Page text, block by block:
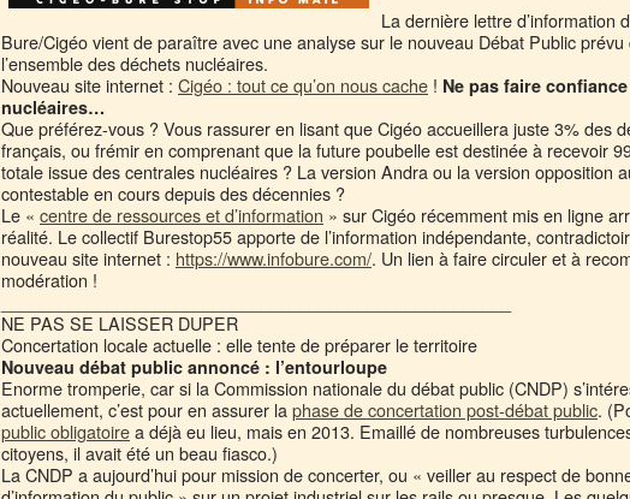
La dernière lettre d’information
Bure/Cigéo vient de paraître avec une analyse sur le nouveau Débat Public
l’ensemble des déchets nucléaires.
Nouveau site internet : Cigéo : tout ce qu’on nous cache ! Ne pas faire
nucléaires…
Que préférez-vous ? Vous rassurer en lisant que Cigéo accueillera juste 3% des
français, ou frémir en comprenant que la future poubelle est destinée à recevoir
totale issue des centrales nucléaires ? La version Andra ou la version opposition
contestable en cours depuis des décennies ?
Le « centre de ressources et d’information » sur Cigéo récemment mis en ligne
réalité. Le collectif Burestop55 apporte de l’information indépendante,
nouveau site internet : https://www.infobure.com/. Un lien à faire circuler et à
modération !
NE PAS SE LAISSER DUPER
Concertation locale actuelle : elle tente de préparer le territoire
Nouveau débat public annoncé : l’entourloupe
Enorme tromperie, car si la Commission nationale du débat public (CNDP)
actuellement, c’est pour en assurer la phase de concertation post-débat public.
public obligatoirea déjà eu lieu, mais en 2013. Emaillé de nombreuses
citoyens, il avait été un beau fiasco.)
La CNDP a aujourd’hui pour mission de concerter, ou « veiller au respect de